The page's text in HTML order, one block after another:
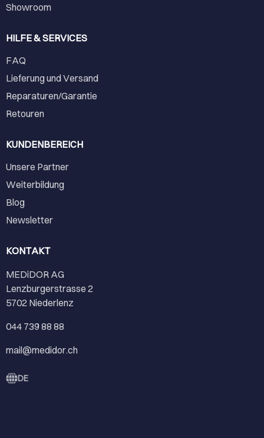
Showroom
HILFE & SERVICES
FAQ
Lieferung und Versand
Reparaturen/Garantie
Retouren
KUNDENBEREICH
Unsere Partner
Weiterbildung
Blog
Newsletter
KONTAKT
MEDiDOR AG
Lenzburgerstrasse 2
5702 Niederlenz
044 739 88 88
mail@medidor.ch
DE